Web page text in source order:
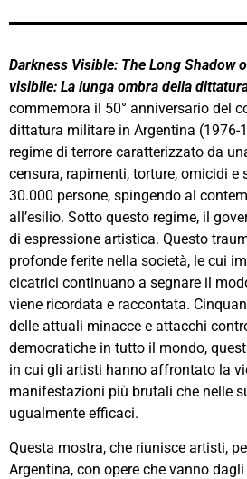
Darkness Visible: The Long Shadow
visibile: La lunga ombra della
commemora il 50° anniversario del
dittatura militare in Argentina (1976-
regime di terrore caratterizzato da
censura, rapimenti, torture, omicidi e
30.000 persone, spingendo al
all’esilio. Sotto questo regime, il
di espressione artistica. Questo
profonde ferite nella società, le cui
cicatrici continuano a segnare il
viene ricordata e raccontata.
delle attuali minacce e attacchi
democratiche in tutto il mondo,
in cui gli artisti hanno affrontato la
manifestazioni più brutali che nelle
ugualmente efficaci.
Questa mostra, che riunisce artisti,
Argentina, con opere che vanno